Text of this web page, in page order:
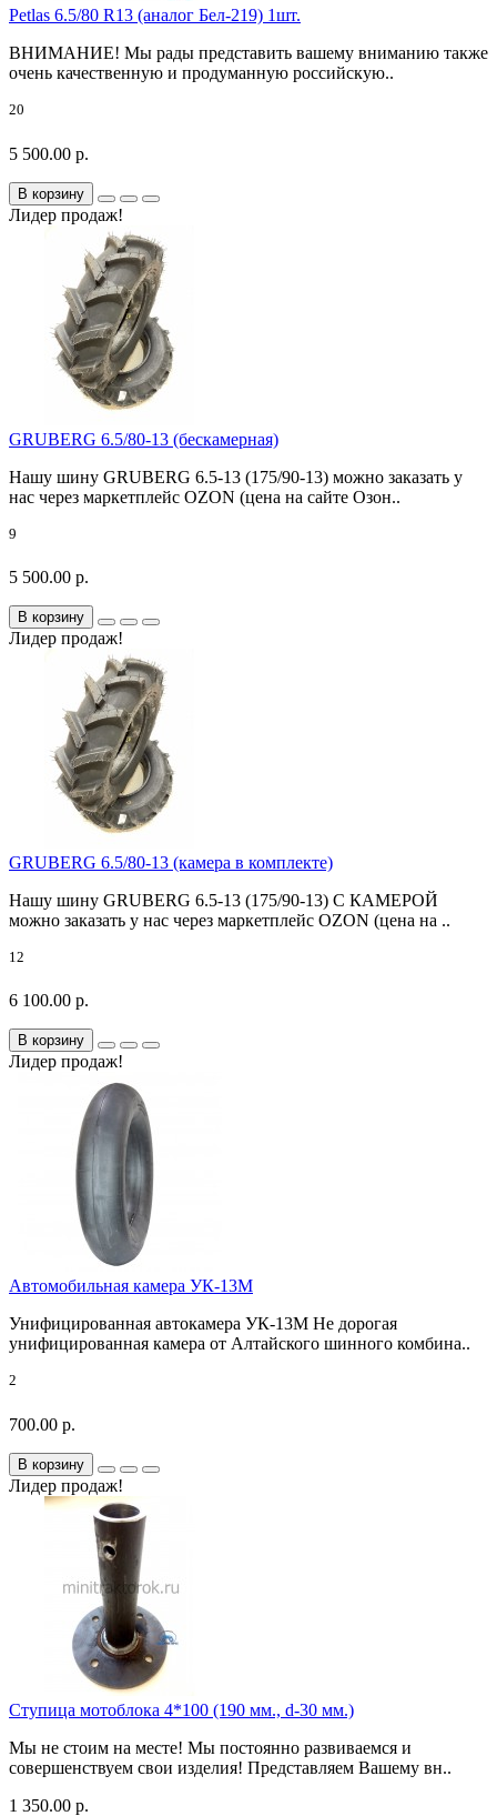
Petlas 6.5/80 R13 (аналог Бел-219) 1шт.
ВНИМАНИЕ! Мы рады представить вашему вниманию также
очень качественную и продуманную российскую..
20
5 500.00 р.
В корзину
Лидер продаж!
GRUBERG 6.5/80-13 (бескамерная)
Нашу шину GRUBERG 6.5-13 (175/90-13) можно заказать у
нас через маркетплейс OZON (цена на сайте Озон..
9
5 500.00 р.
В корзину
Лидер продаж!
GRUBERG 6.5/80-13 (камера в комплекте)
Нашу шину GRUBERG 6.5-13 (175/90-13) С КАМЕРОЙ
можно заказать у нас через маркетплейс OZON (цена на ..
12
6 100.00 р.
В корзину
Лидер продаж!
Автомобильная камера УК-13М
Унифицированная автокамера УК-13М Не дорогая
унифицированная камера от Алтайского шинного комбина..
2
700.00 р.
В корзину
Лидер продаж!
Ступица мотоблока 4*100 (190 мм., d-30 мм.)
Мы не стоим на месте! Мы постоянно развиваемся и
совершенствуем свои изделия! Представляем Вашему вн..
1 350.00 р.